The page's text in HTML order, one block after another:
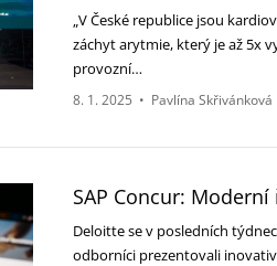
„V České republice jsou
záchyt arytmie, který je až 5x
provozní…
8. 1. 2025 • Pavlína Skřivánková
SAP Concur:
Deloitte se v posledních
odborníci prezentovali